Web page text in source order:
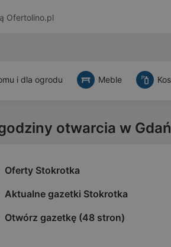
Ofertolino.pl
i dla ogrodu Meble
otwarcia w
Oferty Stokrotka
Aktualne gazetki Stokrotka
Otwórz gazetkę (48 stron)